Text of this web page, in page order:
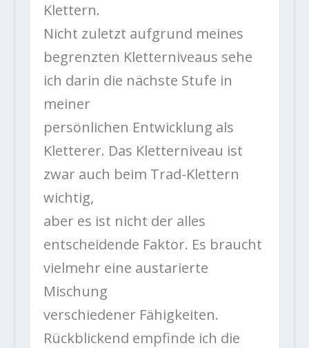
Klettern.
Nicht zuletzt aufgrund meines
begrenzten Kletterniveaus sehe
ich darin die nächste Stufe in
meiner
persönlichen Entwicklung als
Kletterer. Das Kletterniveau ist
zwar auch beim Trad-Klettern
wichtig,
aber es ist nicht der alles
entscheidende Faktor. Es braucht
vielmehr eine austarierte
Mischung
verschiedener Fähigkeiten.
Rückblickend empfinde ich die